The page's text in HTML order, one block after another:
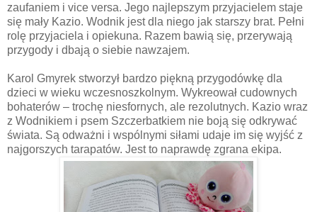
zaufaniem i vice versa. Jego najlepszym przyjacielem staje
się mały Kazio. Wodnik jest dla niego jak starszy brat. Pełni
rolę przyjaciela i opiekuna. Razem bawią się, przerywają
przygody i dbają o siebie nawzajem.
Karol Gmyrek stworzył bardzo piękną przygodówkę dla
dzieci w wieku wczesnoszkolnym. Wykreował cudownych
bohaterów – trochę niesfornych, ale rezolutnych. Kazio wraz
z Wodnikiem i psem Szczerbatkiem nie boją się odkrywać
świata. Są odważni i wspólnymi siłami udaje im się wyjść z
najgorszych tarapatów. Jest to naprawdę zgrana ekipa.